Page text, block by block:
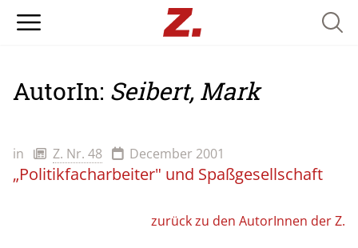
AutorIn: Seibert, Mark
in Z. Nr. 48 December 2001
„Politikfacharbeiter" und Spaßgesellschaft
zurück zu den AutorInnen der Z.